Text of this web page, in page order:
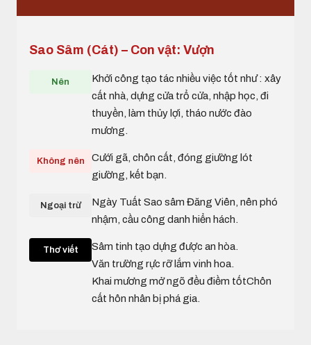
Sao Sâm (Cát) – Con vật: Vượn
Nên
Khởi công tạo tác nhiều việc tốt như : xây
cất nhà, dựng cửa trổ cửa, nhập học, đi
thuyền, làm thủy lợi, tháo nước đào
mương.
Không nên
Cưới gã, chôn cất, đóng giường lót
giường, kết bạn.
Ngoại trừ
Ngày Tuất Sao sâm Đăng Viên, nên phó
nhậm, cầu công danh hiển hách.
Thơ viết
Sâm tinh tạo dựng được an hòa.
Văn trường rực rỡ lắm vinh hoa.
Khai mương mở ngõ đều điềm tốtChôn
cất hôn nhân bị phá gia.